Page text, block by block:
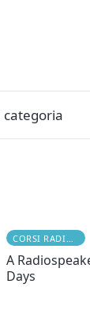
categoria
A
Days